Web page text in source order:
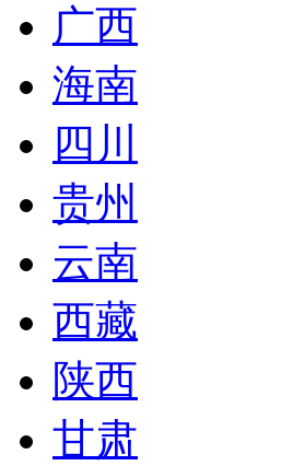
广西
海南
四川
贵州
云南
西藏
陕西
甘肃